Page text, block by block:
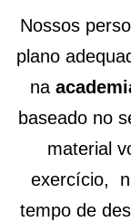
Nossos
plano
na
baseado no
material
exercício,
tempo de